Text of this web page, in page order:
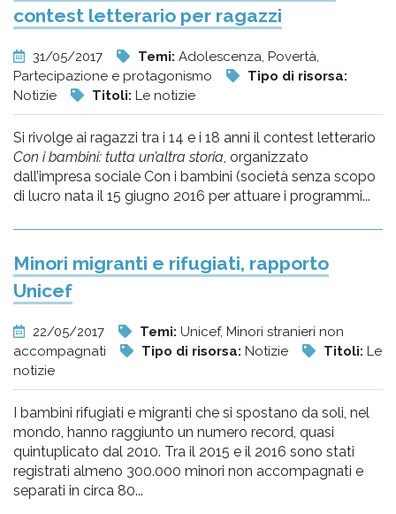
contest letterario per ragazzi
31/05/2017 Temi: Adolescenza, Povertà,
Partecipazione e protagonismo
Tipo di risorsa:
Notizie
Titoli: Le notizie
Si rivolge ai ragazzi tra i 14 e i 18 anni il contest letterario
Con i bambini: tutta un’altra storia, organizzato
dall’impresa sociale Con i bambini (società senza scopo
di lucro nata il 15 giugno 2016 per attuare i programmi...
Minori migranti e rifugiati, rapporto
Unicef
22/05/2017 Temi: Unicef, Minori stranieri non
accompagnati
Tipo di risorsa: Notizie Titoli: Le
notizie
I bambini rifugiati e migranti che si spostano da soli, nel
mondo, hanno raggiunto un numero record, quasi
quintuplicato dal 2010. Tra il 2015 e il 2016 sono stati
registrati almeno 300.000 minori non accompagnati e
separati in circa 80...